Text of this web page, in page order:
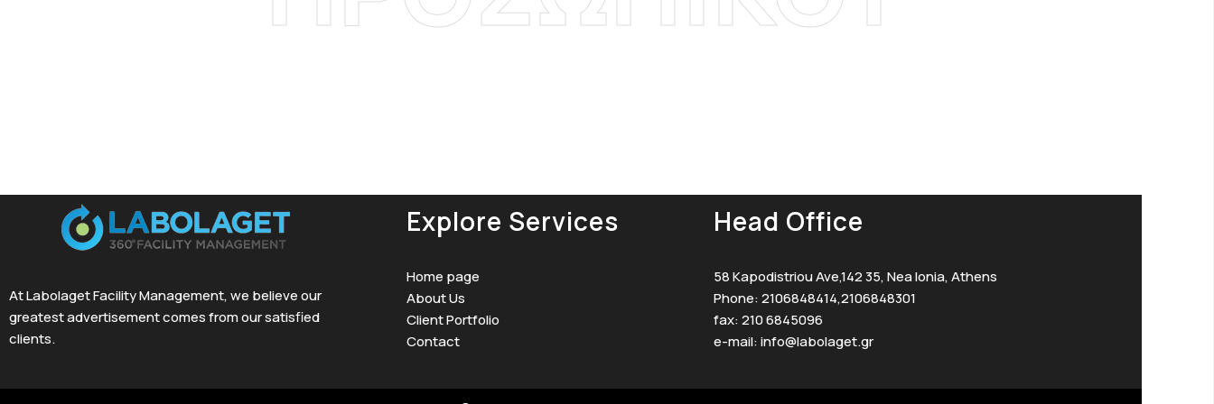
At Labolaget Facility Management, we believe our
greatest advertisement comes from our satisfied
clients.
Explore Services
Home page
About Us
Client Portfolio
Contact
Head Office
58 Kapodistriou Ave,142 35, Nea Ionia, Athens
Phone: 2106848414,2106848301
fax: 210 6845096
e-mail:info@labolaget.gr